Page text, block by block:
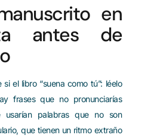
en
antes de
el libro “suena como tú”: léelo
frases que no pronunciarías
usarían palabras que no son
que tienen un ritmo extraño